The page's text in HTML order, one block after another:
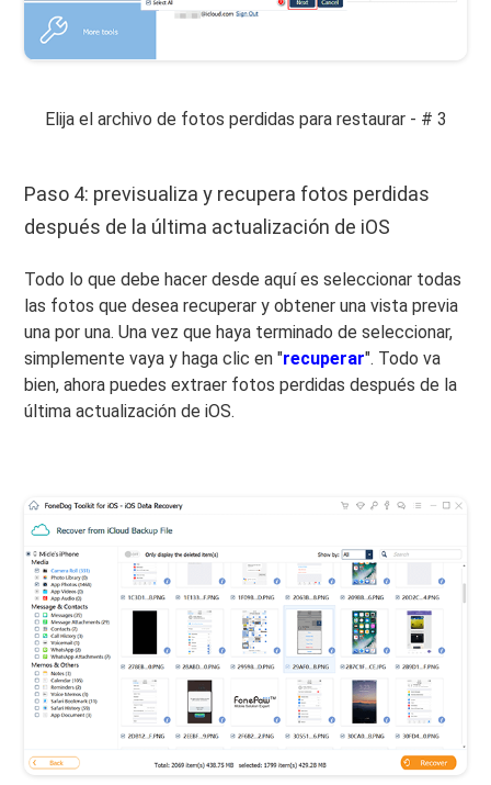
Elija el archivo de fotos perdidas para restaurar - # 3
Paso 4: previsualiza y recupera fotos perdidas
después de la última actualización de iOS
Todo lo que debe hacer desde aquí es seleccionar todas
las fotos que desea recuperar y obtener una vista previa
una por una. Una vez que haya terminado de seleccionar,
simplemente vaya y haga clic en "recuperar". Todo va
bien, ahora puedes extraer fotos perdidas después de la
última actualización de iOS.